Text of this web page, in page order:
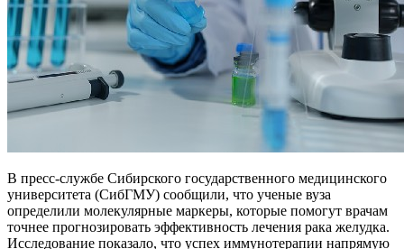
В пресс-службе Сибирского государственного медицинского
университета (СибГМУ) сообщили, что ученые вуза
определили молекулярные маркеры, которые помогут врачам
точнее прогнозировать эффективность лечения рака желудка.
Исследование показало, что успех иммунотерапии напрямую